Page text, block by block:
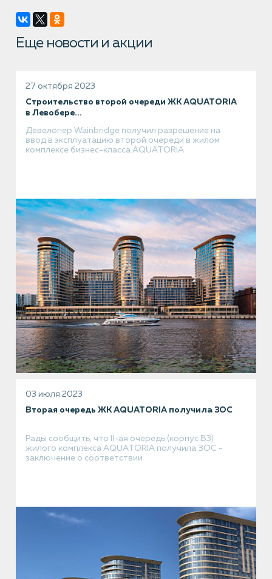
Еще новости и акции
27 октября 2023
Строительство второй очереди ЖК AQUATORIA
в Левобере...
Девелопер Wainbridge получил разрешение на
ввод в эксплуатацию второй очереди в жилом
комплексе бизнес-класса AQUATORIA
03 июля 2023
Вторая очередь ЖК AQUATORIA получила ЗОС
Рады сообщить, что II-ая очередь (корпус В3)
жилого комплекса AQUATORIA получила ЗОС -
заключение о соответствии